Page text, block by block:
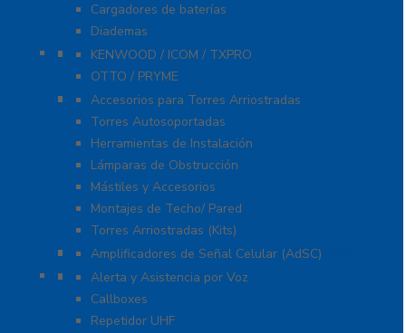
Cargadores de baterías
Diademas
Refacciones
KENWOOD / ICOM / TXPRO
OTTO / PRYME
Torres y Mástiles
Accesorios para Torres Arriostradas
Torres Autosoportadas
Herramientas de Instalación
Lámparas de Obstrucción
Mástiles y Accesorios
Montajes de Techo/ Pared
Torres Arriostradas (Kits)
Cobertura para Celular 4G LTE, 3G y Voz
Amplificadores de Señal Celular (AdSC)
Soluciones RITRON
Alerta y Asistencia por Voz
Callboxes
Repetidor UHF